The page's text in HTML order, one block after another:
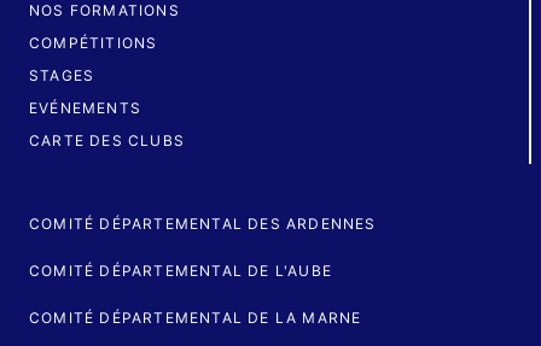
NOS FORMATIONS
COMPÉTITIONS
STAGES
EVÉNEMENTS
CARTE DES CLUBS
COMITÉ DÉPARTEMENTAL DES ARDENNES
COMITÉ DÉPARTEMENTAL DE L'AUBE
COMITÉ DÉPARTEMENTAL DE LA MARNE